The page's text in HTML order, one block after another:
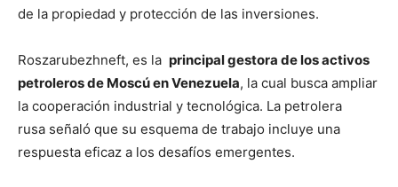
de la propiedad y protección de las inversiones.
Roszarubezhneft, es la principal gestora de los activos
petroleros de Moscú en Venezuela, la cual busca ampliar
la cooperación industrial y tecnológica. La petrolera
rusa señaló que su esquema de trabajo incluye una
respuesta eficaz a los desafíos emergentes.